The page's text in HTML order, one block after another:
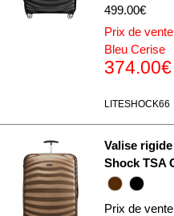
499.00€
Prix de vente
Bleu Cerise
374.00€
LITESHOCK66
Valise
Shock TSA
Prix de